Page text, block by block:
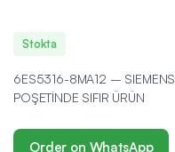
Stokta
6ES5316-8MA12 – SIEMENS
POŞETİNDE SIFIR ÜRÜN
Order on WhatsApp